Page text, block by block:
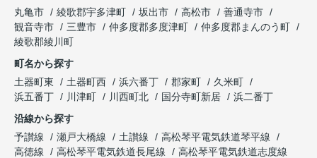
丸亀市
綾歌郡宇多津町 坂出市 高松市
善通寺市
観音寺市
三豊市 仲多度郡多度津町
仲多度郡まんのう町
綾歌郡綾川町
町名から探す
土器町東
土器町西 浜六番丁 郡家町
久米町
浜五番丁
川津町 川西町北 国分寺町新居
浜二番丁
沿線から探す
予讃線
瀬戸大橋線 土讃線
高松琴平電気鉄道琴平線
高徳線
高松琴平電気鉄道長尾線
高松琴平電気鉄道志度線